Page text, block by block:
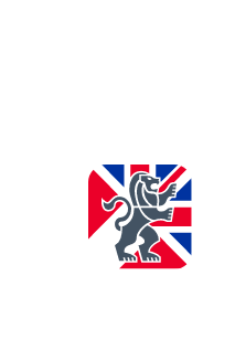
¡Ven
y
celebra
con